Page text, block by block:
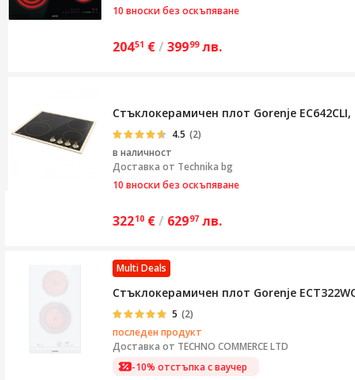
10 вноски без оскъпяване
20451 €/ 39999 лв.
Стъклокерамичен плот Gorenje
4.5 (2)
в наличност
Доставка от Technika bg
10 вноски без оскъпяване
32210 €/ 62997 лв.
Multi Deals
Стъклокерамичен плот Gorenje
5 (2)
последен продукт
Доставка от TECHNO COMMERCE LTD
-10% отстъпка с ваучер